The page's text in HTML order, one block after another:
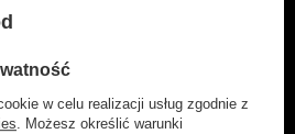
że każdy dzień stanie
w celu realizacji usług zgodnie z
. Możesz określić warunki